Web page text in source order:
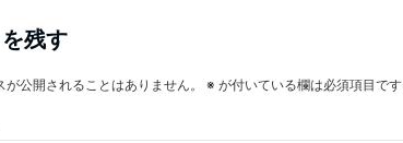
残す
が公開されることはありません。 ※ が付いている欄は必須項目です